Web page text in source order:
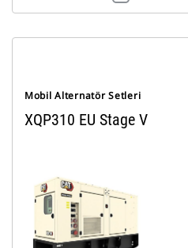
Mobil Alternatör Setleri
XQP310 EU Stage V